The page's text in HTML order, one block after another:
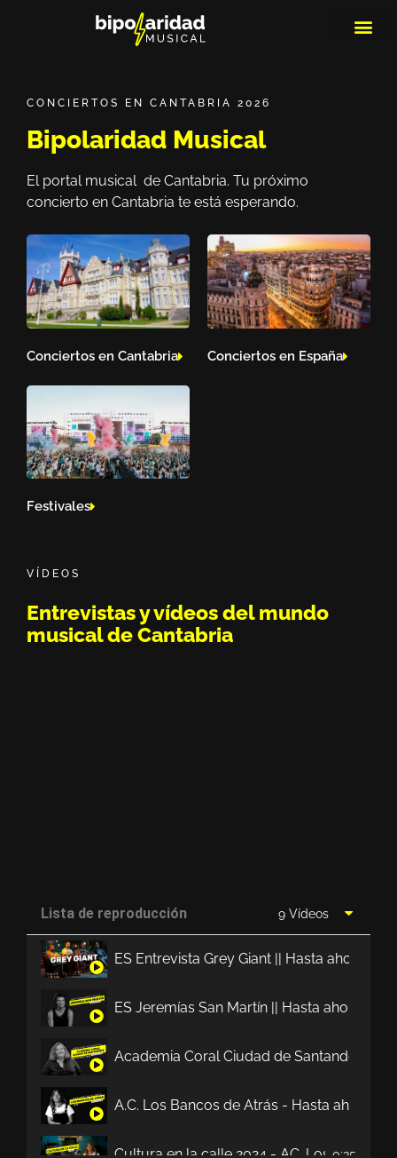
CONCIERTOS EN CANTABRIA 2026
Bipolaridad Musical
El portal musical de Cantabria. Tu próximo
concierto en Cantabria te está esperando.
Conciertos en Cantabria Conciertos en España
Festivales
VÍDEOS
Entrevistas y vídeos del mundo
musical de Cantabria
Lista de reproducción 9 Vídeos
ES Entrevista Grey Giant || Hasta ahora
ES Jeremías San Martín || Hasta ahora no
Academia Coral Ciudad de Santander ||
A.C. Los Bancos de Atrás - Hasta ahora no
Cultura en la calle 2024 - AC. Los Bancos
0:35